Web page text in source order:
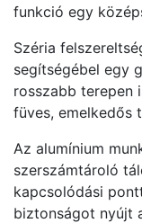
funkció egy
Széria
segítségébel egy
rosszabb terepen
füves, emelkedős
Az alumínium
szerszámtároló
kapcsolódási
biztonságot nyújt